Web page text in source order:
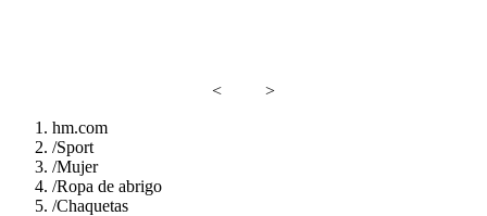
<
>
hm.com
/Sport
/Mujer
/Ropa de abrigo
/Chaquetas